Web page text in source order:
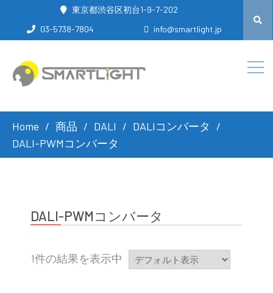
東京都渋谷区初台1-9-7-202
03-5738-7804
info@smartlight.jp
Home 商品 DALI
DALIコンバータ
DALI-PWMコンバータ
DALI-PWMコンバータ
1件の結果を表示中